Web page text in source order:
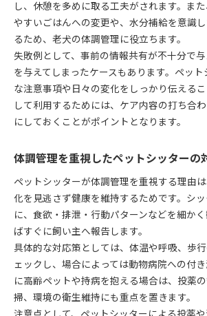
し、休憩を多めに取る工夫がされます。ま
やすいごはんへの変更や、水分補給を意識
るため、老犬の体調管理に役立ちます。
失敗例として、事前の情報共有が不十分で
を与えてしまったケースもあります。ペッ
な注意事項や日々の変化をしっかり伝える
して利用するためには、ケア内容の打ち合
にしておくことがポイントとなります。
体調管理を重視したペットシッターの
ペットシッターが体調管理を重視する理由
化を見逃さず健康を維持するためです。シ
に、食欲・排泄・行動パターンなどを細か
ばすぐに飼い主へ報告します。
具体的な対応策としては、体温や呼吸、歩
ェックし、場合によっては動物病院への付
に高齢ペットや持病を抱える場合は、投薬
掃、環境の衛生維持にも重点を置きます。
注意点として、ペットシッターによる投薬